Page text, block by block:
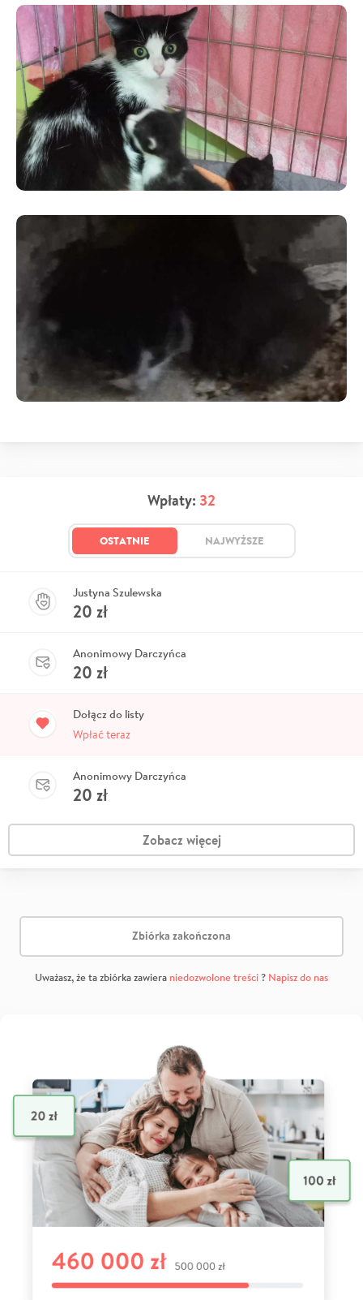
Wpłaty: 32
OSTATNIE NAJWYŻSZE
Justyna Szulewska
20 zł
Anonimowy Darczyńca
20 zł
Dołącz do listy
Wpłać teraz
Anonimowy Darczyńca
20 zł
Zobacz więcej
Zbiórka zakończona
Uważasz, że ta zbiórka zawiera niedozwolone treści? Napisz do nas